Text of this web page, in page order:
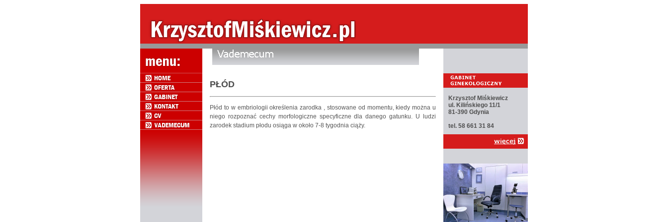
PŁÓD
Płód to w embriologii określenia zarodka , stosowane od momentu, kiedy można u
niego rozpoznać cechy morfologiczne specyficzne dla danego gatunku. U ludzi
zarodek stadium płodu osiąga w około 7-8 tygodnia ciąży.
Krzysztof Miśkiewicz
ul. Kilińskiego 11/1
81-390 Gdynia
tel. 58 661 31 84